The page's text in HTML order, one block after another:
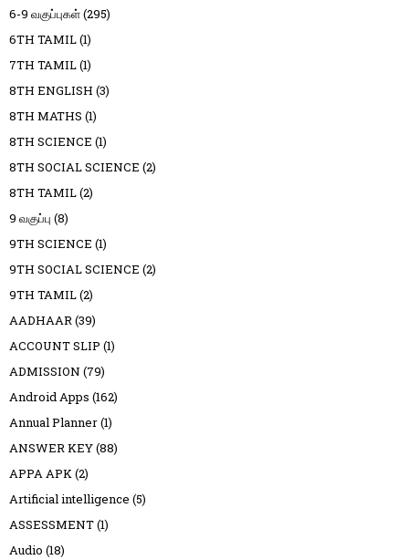
6-9 வகுப்புகள்(295)
6TH TAMIL(1)
7TH TAMIL(1)
8TH ENGLISH (3)
8TH MATHS (1)
8TH SCIENCE (1)
8TH SOCIAL SCIENCE (2)
8TH TAMIL(2)
9 வகுப்பு (8)
9TH SCIENCE (1)
9TH SOCIAL SCIENCE (2)
9TH TAMIL(2)
AADHAAR(39)
ACCOUNT SLIP (1)
ADMISSION (79)
Android Apps (162)
Annual Planner(1)
ANSWER KEY(88)
APPA APK(2)
Artificial intelligence (5)
ASSESSMENT(1)
Audio (18)